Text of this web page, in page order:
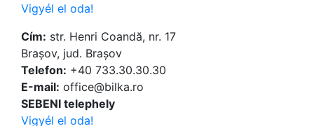
Vigyél el oda!
Cím: str. Henri Coandă, nr. 17
Brașov, jud. Brașov
Telefon: +40 733.30.30.30
Е-mail: office@bilka.ro
SEBENI telephely
Vigyél el oda!